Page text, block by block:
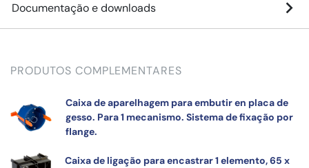
Documentação e downloads
PRODUTOS COMPLEMENTARES
Caixa de aparelhagem para embutir en placa de
gesso. Para 1 mecanismo. Sistema de fixação por
flange.
Caixa de ligação para encastrar 1 elemento, 65 x